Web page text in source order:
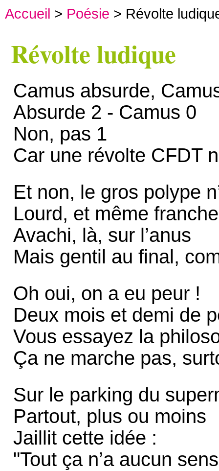
Accueil > Poésie > Révolte
Révolte ludique
Camus absurde,
Absurde 2 - Camus 0
Non, pas 1
Car une révolte CFDT
Et non, le gros polype
Lourd, et même
Avachi, là, sur l’anus
Mais gentil au final,
Oh oui, on a eu peur !
Deux mois et demi de
Vous essayez la
Ça ne marche pas,
Sur le parking du
Partout, plus ou moins
Jaillit cette idée :
"Tout ça n’a aucun